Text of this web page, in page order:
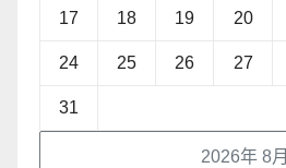
2026年 8月
17 18 19 20
24 25 26 27
31